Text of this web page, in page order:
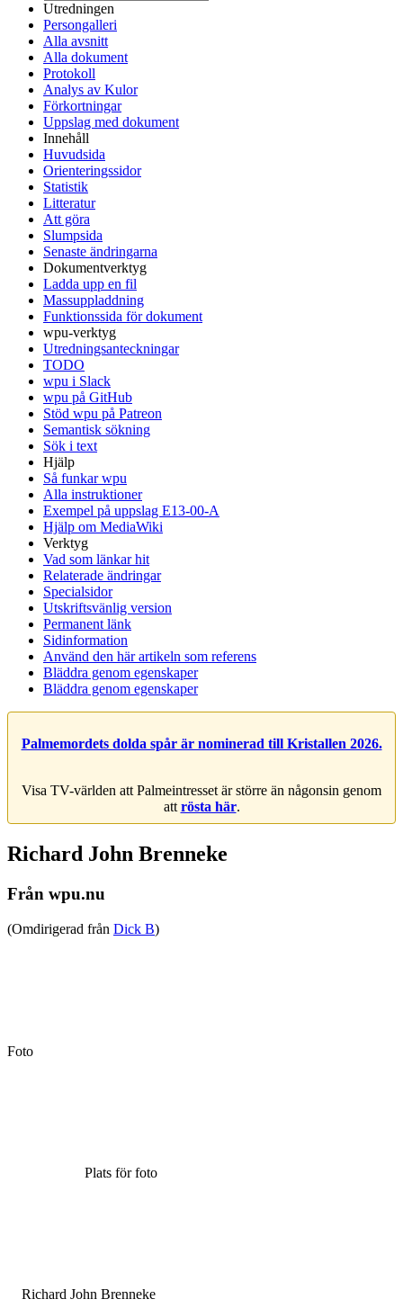
Utredningen
Persongalleri
Alla avsnitt
Alla dokument
Protokoll
Analys av Kulor
Förkortningar
Uppslag med dokument
Innehåll
Huvudsida
Orienteringssidor
Statistik
Litteratur
Att göra
Slumpsida
Senaste ändringarna
Dokumentverktyg
Ladda upp en fil
Massuppladdning
Funktionssida för dokument
wpu-verktyg
Utredningsanteckningar
TODO
wpu i Slack
wpu på GitHub
Stöd wpu på Patreon
Semantisk sökning
Sök i text
Hjälp
Så funkar wpu
Alla instruktioner
Exempel på uppslag E13-00-A
Hjälp om MediaWiki
Verktyg
Vad som länkar hit
Relaterade ändringar
Specialsidor
Utskriftsvänlig version
Permanent länk
Sidinformation
Använd den här artikeln som referens
Bläddra genom egenskaper
Bläddra genom egenskaper
Palmemordets dolda spår är nominerad till Kristallen 2026.
Visa TV-världen att Palmeintresset är större än någonsin genom
att rösta här.
Richard John Brenneke
Från wpu.nu
(Omdirigerad från Dick B)
Foto
Plats för foto
Richard John Brenneke